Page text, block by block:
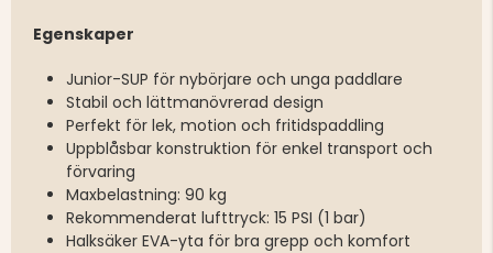
Egenskaper
Junior-SUP för nybörjare och unga paddlare
Stabil och lättmanövrerad design
Perfekt för lek, motion och fritidspaddling
Uppblåsbar konstruktion för enkel transport och
förvaring
Maxbelastning: 90 kg
Rekommenderat lufttryck: 15 PSI (1 bar)
Halksäker EVA-yta för bra grepp och komfort